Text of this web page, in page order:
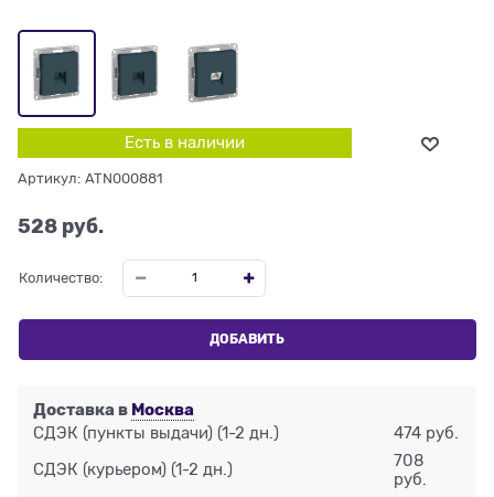
Есть в наличии
Артикул: ATN000881
528 руб.
Количество:
ДОБАВИТЬ
Доставка в Москва
СДЭК (пункты выдачи) (1-2 дн.) 474 руб.
СДЭК (курьером) (1-2 дн.)
708
руб.